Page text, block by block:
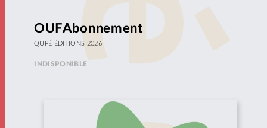
OUFAbonnement
QUPÉ ÉDITIONS 2026
INDISPONIBLE